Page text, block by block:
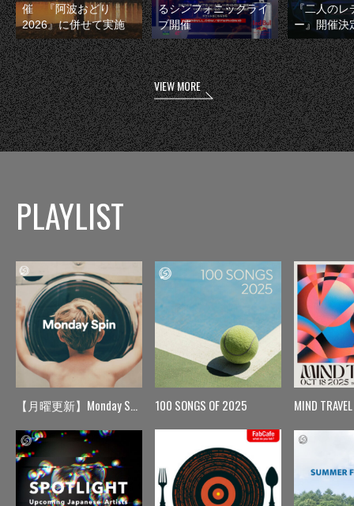
催 『阿波おどり
2026』に併せて実施
るシンフォニックライ
ブ開催
『二人のレ
ー』開催決
VIEW MORE
PLAYLIST
【月曜更新】Monday Spin 100 SONGS OF 2025 MIND TRAVEL